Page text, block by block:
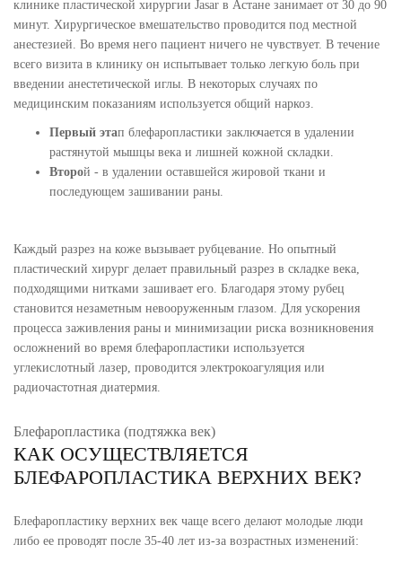
клинике пластической хирургии Jasar в Астане занимает от 30 до 90
минут. Хирургическое вмешательство проводится под местной
анестезией. Во время него пациент ничего не чувствует. В течение
всего визита в клинику он испытывает только легкую боль при
введении анестетической иглы. В некоторых случаях по
медицинским показаниям используется общий наркоз.
Первый этап блефаропластики заключается в удалении
растянутой мышцы века и лишней кожной складки.
Второй - в удалении оставшейся жировой ткани и
последующем зашивании раны.
Каждый разрез на коже вызывает рубцевание. Но опытный
пластический хирург делает правильный разрез в складке века,
подходящими нитками зашивает его. Благодаря этому рубец
становится незаметным невооруженным глазом. Для ускорения
процесса заживления раны и минимизации риска возникновения
осложнений во время блефаропластики используется
углекислотный лазер, проводится электрокоагуляция или
радиочастотная диатермия.
Блефаропластика (подтяжка век)
КАК ОСУЩЕСТВЛЯЕТСЯ
БЛЕФАРОПЛАСТИКА ВЕРХНИХ ВЕК?
Блефаропластику верхних век чаще всего делают молодые люди
либо ее проводят после 35-40 лет из-за возрастных изменений: